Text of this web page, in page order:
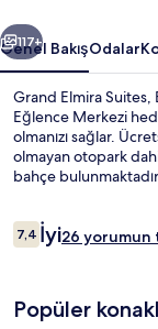
Sonraki
117+
Genel BakışOdalar
Grand Elmira Suites,
Eğlence Merkezi
olmanızı sağlar.
olmayan otopark
bahçe
Yorumlar
7,47,4/10
İyi26 yorumun
Popüler